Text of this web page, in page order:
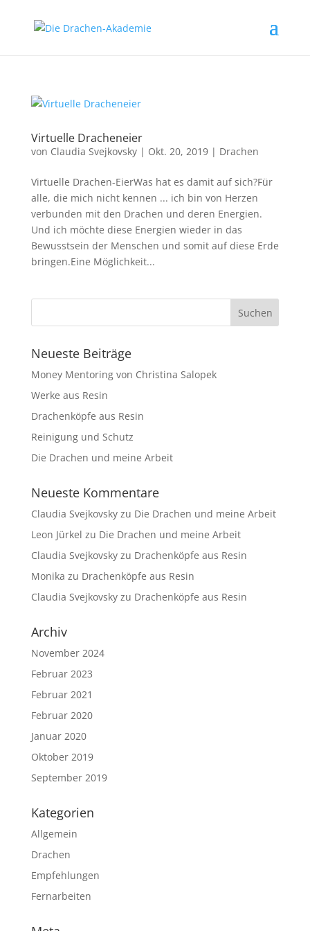
Virtuelle Dracheneier
von Claudia Svejkovsky| Okt. 20, 2019| Drachen
Virtuelle Drachen-Eier​Was hat es damit auf sich?Für
alle, die mich nicht kennen ... ich bin von Herzen
verbunden mit den Drachen und deren Energien.
Und ich möchte diese Energien wieder in das
Bewusstsein der Menschen und somit auf diese Erde
bringen.Eine Möglichkeit...
Neueste Beiträge
Money Mentoring von Christina Salopek
Werke aus Resin
Drachenköpfe aus Resin
Reinigung und Schutz
Die Drachen und meine Arbeit
Neueste Kommentare
Claudia Svejkovskyzu Die Drachen und meine Arbeit
Leon Jürkel zu Die Drachen und meine Arbeit
Claudia Svejkovskyzu Drachenköpfe aus Resin
Monika zu Drachenköpfe aus Resin
Claudia Svejkovskyzu Drachenköpfe aus Resin
Archiv
November 2024
Februar 2023
Februar 2021
Februar 2020
Januar 2020
Oktober 2019
September 2019
Kategorien
Allgemein
Drachen
Empfehlungen
Fernarbeiten